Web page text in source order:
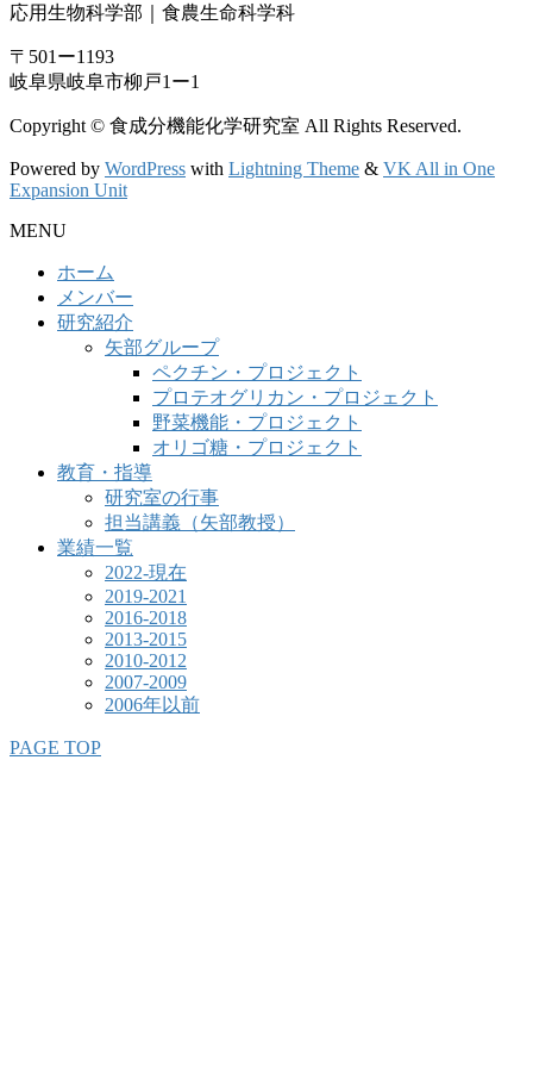
応用生物科学部｜食農生命科学科
〒501ー1193
岐阜県岐阜市柳戸1ー1
Copyright © 食成分機能化学研究室 All Rights Reserved.
Powered by WordPress with Lightning Theme & VK All in One
Expansion Unit
MENU
ホーム
メンバー
研究紹介
矢部グループ
ペクチン・プロジェクト
プロテオグリカン・プロジェクト
野菜機能・プロジェクト
オリゴ糖・プロジェクト
教育・指導
研究室の行事
担当講義（矢部教授）
業績一覧
2022-現在
2019-2021
2016-2018
2013-2015
2010-2012
2007-2009
2006年以前
PAGE TOP